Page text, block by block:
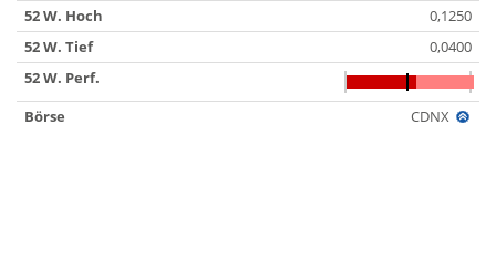
52 W. Hoch
0,1250
52 W. Tief
0,0400
52 W. Perf.
Börse
CDNX